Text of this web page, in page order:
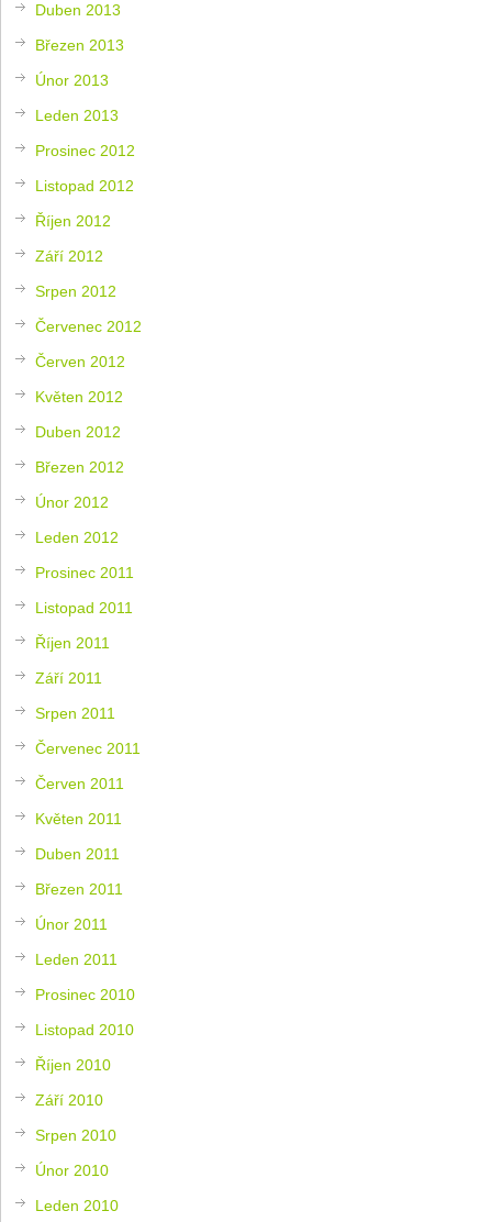
Duben 2013
Březen 2013
Únor 2013
Leden 2013
Prosinec 2012
Listopad 2012
Říjen 2012
Září 2012
Srpen 2012
Červenec 2012
Červen 2012
Květen 2012
Duben 2012
Březen 2012
Únor 2012
Leden 2012
Prosinec 2011
Listopad 2011
Říjen 2011
Září 2011
Srpen 2011
Červenec 2011
Červen 2011
Květen 2011
Duben 2011
Březen 2011
Únor 2011
Leden 2011
Prosinec 2010
Listopad 2010
Říjen 2010
Září 2010
Srpen 2010
Únor 2010
Leden 2010